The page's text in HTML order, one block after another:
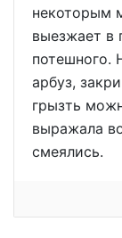
некоторым
выезжает в
потешного.
арбуз,
грызть
выражала
смеялись.